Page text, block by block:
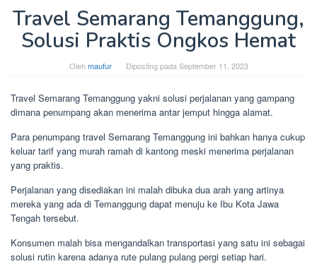
Travel Semarang Temanggung,
Solusi Praktis Ongkos Hemat
Olehmaufur Diposting pada September 11, 2023
Travel Semarang Temanggung yakni solusi perjalanan yang gampang
dimana penumpang akan menerima antar jemput hingga alamat.
Para penumpang travel Semarang Temanggung ini bahkan hanya cukup
keluar tarif yang murah ramah di kantong meski menerima perjalanan
yang praktis.
Perjalanan yang disediakan ini malah dibuka dua arah yang artinya
mereka yang ada di Temanggung dapat menuju ke Ibu Kota Jawa
Tengah tersebut.
Konsumen malah bisa mengandalkan transportasi yang satu ini sebagai
solusi rutin karena adanya rute pulang pulang pergi setiap hari.